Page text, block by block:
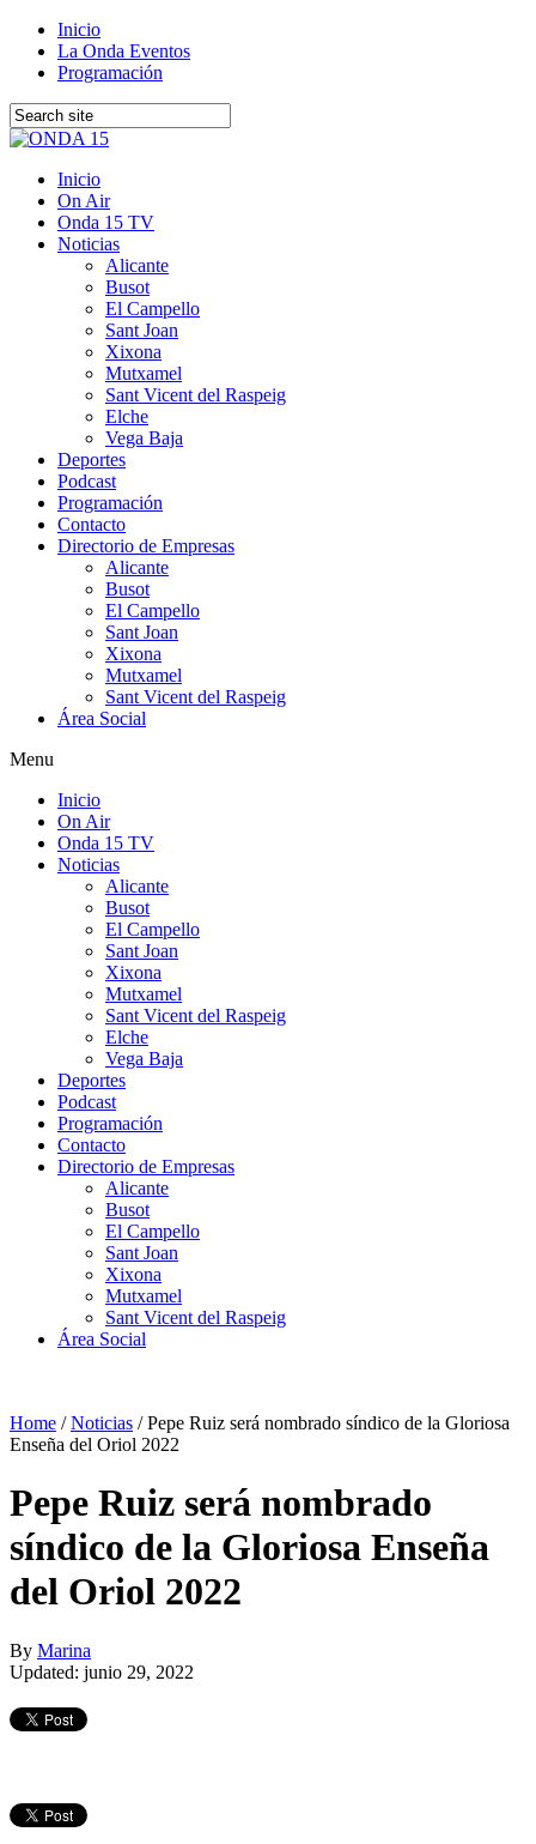
Inicio
La Onda Eventos
Programación
Inicio
On Air
Onda 15 TV
Noticias
Alicante
Busot
El Campello
Sant Joan
Xixona
Mutxamel
Sant Vicent del Raspeig
Elche
Vega Baja
Deportes
Podcast
Programación
Contacto
Directorio de Empresas
Alicante
Busot
El Campello
Sant Joan
Xixona
Mutxamel
Sant Vicent del Raspeig
Área Social
Menu
Inicio
On Air
Onda 15 TV
Noticias
Alicante
Busot
El Campello
Sant Joan
Xixona
Mutxamel
Sant Vicent del Raspeig
Elche
Vega Baja
Deportes
Podcast
Programación
Contacto
Directorio de Empresas
Alicante
Busot
El Campello
Sant Joan
Xixona
Mutxamel
Sant Vicent del Raspeig
Área Social
Home /Noticias /Pepe Ruiz será nombrado síndico de la Gloriosa
Enseña del Oriol 2022
Pepe Ruiz será nombrado
síndico de la Gloriosa Enseña
del Oriol 2022
By Marina
Updated: junio 29, 2022